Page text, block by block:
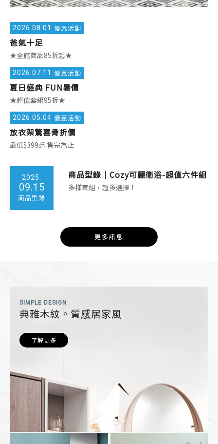
2026. 08.01 優惠活動
爸氣十足
★全館商品85折起★
2026. 07.11 優惠活動
夏日盛典 FUN暑價
★超值套組95折★
2026. 05.04 優惠活動
放衣架驚喜骨折價
最低$399起 售完為止
2025.
09.15
商品型錄
商品型錄｜Cozy可麗衛浴-超值六件組
多樣套組，超多選擇！
更多訊息
SIMPLE DESIGN
典雅木紋。質感居家風
了解更多